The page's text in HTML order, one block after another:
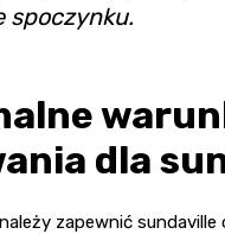
spoczynku.
dla
zapewnić sundaville